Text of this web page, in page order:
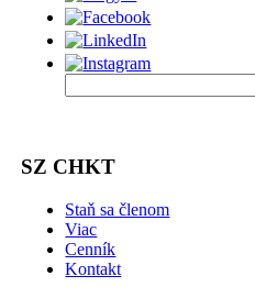
SZ CHKT
Staň sa členom
Viac
Cenník
Kontakt